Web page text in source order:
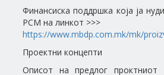
Финансиска поддршка која ја
РСМ на линкот >>>
https://www.mbdp.com.mk/mk/
Проектни концепти
Описот на предлог проктниот